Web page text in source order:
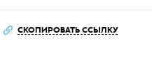
СКОПИРОВАТЬ ССЫЛКУ